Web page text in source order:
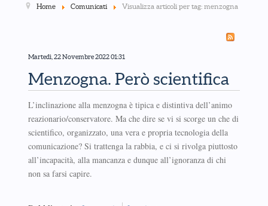
Home Comunicati Visualizza articoli per tag: menzogna
Martedì, 22 Novembre 2022 01:31
Menzogna. Però scientifica
L’inclinazione alla menzogna è tipica e distintiva dell’animo
reazionario/conservatore. Ma che dire se vi si scorge un che di
scientifico, organizzato, una vera e propria tecnologia della
comunicazione? Si trattenga la rabbia, e ci si rivolga piuttosto
all’incapacità, alla mancanza e dunque all’ignoranza di chi
non sa farsi capire.